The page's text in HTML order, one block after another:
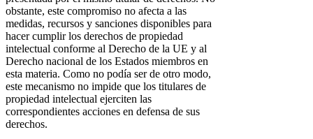
obstante, este compromiso no afecta a las
medidas, recursos y sanciones disponibles para
hacer cumplir los derechos de propiedad
intelectual conforme al Derecho de la UE y al
Derecho nacional de los Estados miembros en
esta materia. Como no podía ser de otro modo,
este mecanismo no impide que los titulares de
propiedad intelectual ejerciten las
correspondientes acciones en defensa de sus
derechos.